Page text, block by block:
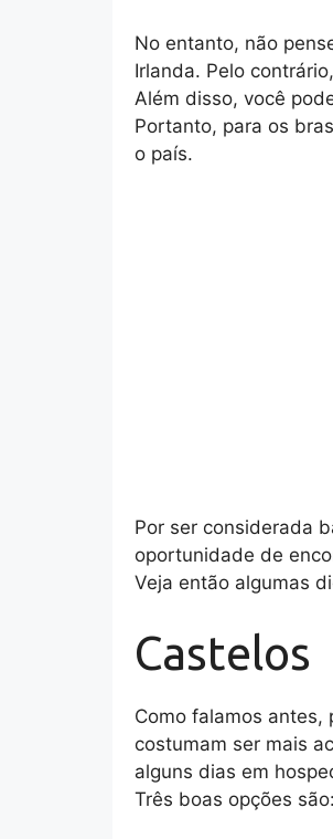
No entanto, não
Irlanda. Pelo
Além disso, você
Portanto, para os
o país.
Por ser considerada
oportunidade de
Veja então algumas
Castelos
Como falamos antes,
costumam ser mais
alguns dias em
Três boas opções são: